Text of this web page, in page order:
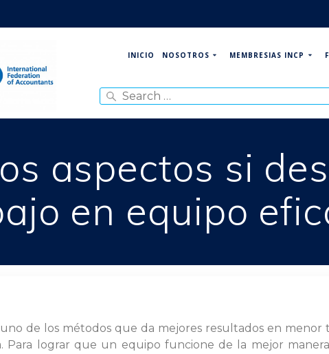
INICIO NOSOTROS MEMBRESIAS INCP
for:
aspectos si
en equipo
de los métodos que da mejores resultados en menor
Para lograr que un equipo funcione de la mejor